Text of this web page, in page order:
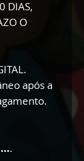
DIAS,
O
após a
.